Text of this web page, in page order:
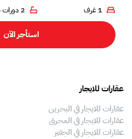
1 غرف 2 دورات مياه
استأجر الآن
عقارات للايجار
عقارات للايجار في البحرين
عقارات للايجار في المحرق
عقارات للايجار في الجفير